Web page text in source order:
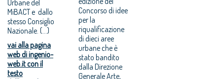
Urbane del
MiBACT e dallo
stesso Consiglio
Nazionale. (...)
vai alla pagina
web di ingenio-
web.it con il
testo
Concorso di idee
per la
riqualificazione
di dieci aree
urbane che è
stato bandito
dalla Direzione
Generale Arte,